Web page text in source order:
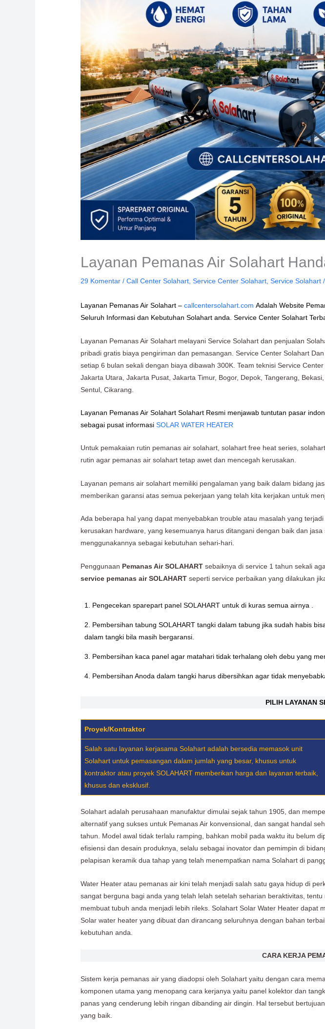
Layanan Pemanas Air Solahart
29 Komentar /Call Center Solahart,Service Center Solahart,Service Solahart
Layanan Pemanas Air Solahart –callcentersolahart.comAdalah Website
Seluruh Informasi dan Kebutuhan Solahart anda. Service Center Solahart
Layanan Pemanas Air Solahart melayani Service Solahart dan penjualan
pribadi gratis biaya pengiriman dan pemasangan. Service Center Solahart
setiap 6 bulan sekali dengan biaya dibawah 300K. Team teknisi Service
Jakarta Utara, Jakarta Pusat, Jakarta Timur, Bogor, Depok, Tangerang,
Sentul, Cikarang.
Layanan Pemanas Air Solahart Solahart Resmi menjawab tuntutan pasar
sebagai pusat informasiSOLAR WATER HEATER
Untuk pemakaian rutin pemanas air solahart, solahart free heat series,
rutin agar pemanas air solahart tetap awet dan mencegah kerusakan.
Layanan pemans air solahart memiliki pengalaman yang baik dalam bidang
memberikan garansi atas semua pekerjaan yang telah kita kerjakan untuk
Ada beberapa hal yang dapat menyebabkan trouble atau masalah yang
kerusakan hardware, yang kesemuanya harus ditangani dengan baik dan jasa
menggunakannya sebagai kebutuhan sehari-hari.
Penggunaan Pemanas Air SOLAHART sebaiknya di service 1 tahun sekali
service pemanas air SOLAHART seperti service perbaikan yang dilakukan
1. Pengecekan sparepart panel SOLAHART untuk di kuras semua airnya .
2. Pembersihan tabung SOLAHART tangki dalam tabung jika sudah habis
dalam tangki bila masih bergaransi.
3. Pembersihan kaca panel agar matahari tidak terhalang oleh debu yang
4. Pembersihan Anoda dalam tangki harus dibersihkan agar tidak
PILIH LAYANAN
Proyek/Kontraktor
Salah satu layanan kerjasama Solahart adalah bersedia memasok unit
Solahart untuk pemasangan dalam jumlah yang besar, khusus untuk
kontraktor atau proyek SOLAHART memberikan harga dan layanan terbaik,
khusus dan eksklusif.
Solahart adalah perusahaan manufaktur dimulai sejak tahun 1905, dan
alternatif yang sukses untuk Pemanas Air konvensional, dan sangat handal
tahun. Model awal tidak terlalu ramping, bahkan mobil pada waktu itu belum
efisiensi dan desain produknya, selalu sebagai inovator dan pemimpin di
pelapisan keramik dua tahap yang telah menempatkan nama Solahart di
Water Heater atau pemanas air kini telah menjadi salah satu gaya hidup di
sangat berguna bagi anda yang telah lelah setelah seharian beraktivitas,
membuat tubuh anda menjadi lebih rileks. Solahart Solar Water Heater dapat
Solar water heater yang dibuat dan dirancang seluruhnya dengan bahan
kebutuhan anda.
CARA KERJA
Sistem kerja pemanas air yang diadopsi oleh Solahart yaitu dengan cara
komponen utama yang menopang cara kerjanya yaitu panel kolektor dan
panas yang cenderung lebih ringan dibanding air dingin. Hal tersebut
yang baik.